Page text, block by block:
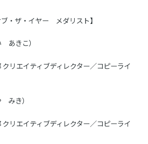
ブ・ザ・イヤー メダリスト】
きこ）
リエイティブディレクター／コピーライ
みき）
リエイティブディレクター／コピーライ